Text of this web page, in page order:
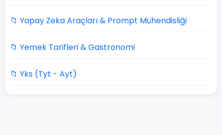
📁 Yapay Zeka Araçları & Prompt Mühendisliği
📁 Yemek Tarifleri & Gastronomi
📁 Yks (Tyt - Ayt)